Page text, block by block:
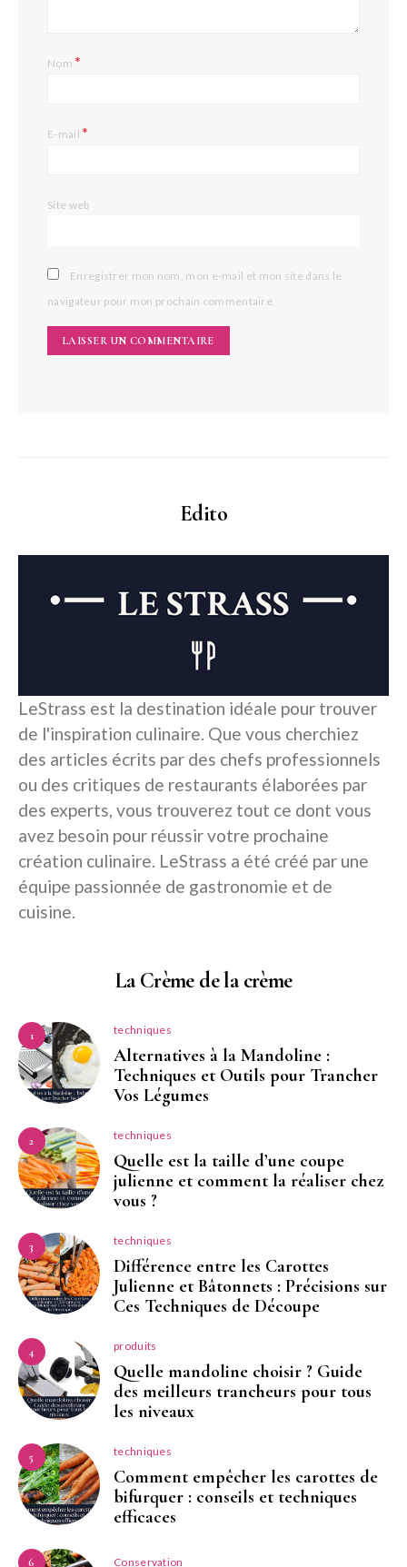
Nom*
E-mail*
Site web
Enregistrer mon nom, mon e-mail et mon site dans le
navigateur pour mon prochain commentaire.
Edito
LeStrass est la destination idéale pour trouver
de l'inspiration culinaire. Que vous cherchiez
des articles écrits par des chefs professionnels
ou des critiques de restaurants élaborées par
des experts, vous trouverez tout ce dont vous
avez besoin pour réussir votre prochaine
création culinaire. LeStrass a été créé par une
équipe passionnée de gastronomie et de
cuisine.
La Crème de la crème
1 techniques
Alternatives à la Mandoline :
Techniques et Outils pour Trancher
Vos Légumes
2 techniques
Quelle est la taille d’une coupe
julienne et comment la réaliser chez
vous ?
3 techniques
Différence entre les Carottes
Julienne et Bâtonnets : Précisions sur
Ces Techniques de Découpe
4 produits
Quelle mandoline choisir ? Guide
des meilleurs trancheurs pour tous
les niveaux
5 techniques
Comment empêcher les carottes de
bifurquer : conseils et techniques
efficaces
6 Conservation